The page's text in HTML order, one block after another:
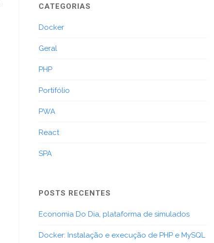
CATEGORIAS
Docker
Geral
PHP
Portifólio
PWA
React
SPA
POSTS RECENTES
Economia Do Dia, plataforma de simulados
Docker: Instalação e execução de PHP e MySQL